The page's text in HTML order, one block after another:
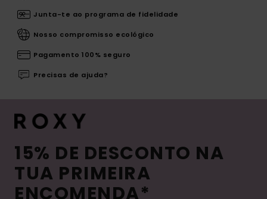
Junta-te ao programa de fidelidade
Nosso compromisso ecológico
Pagamento 100% seguro
Precisas de ajuda?
15% DE DESCONTO NA
TUA PRIMEIRA
ENCOMENDA*